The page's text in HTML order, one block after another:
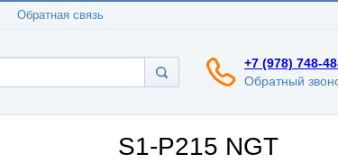
Обратная связь
+7 (978) 748-
Обратный
S1-P215 NGT